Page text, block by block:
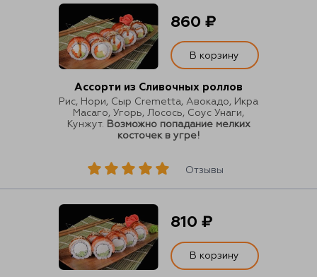
Отзывы
Ассорти из Сливочных роллов
Рис, Нори, Сыр Cremetta, Авокадо, Икра
Масаго, Угорь, Лосось, Соус Унаги,
Кунжут. Возможно попадание мелких
косточек в угре!
860 ₽
В корзину
810 ₽
В корзину